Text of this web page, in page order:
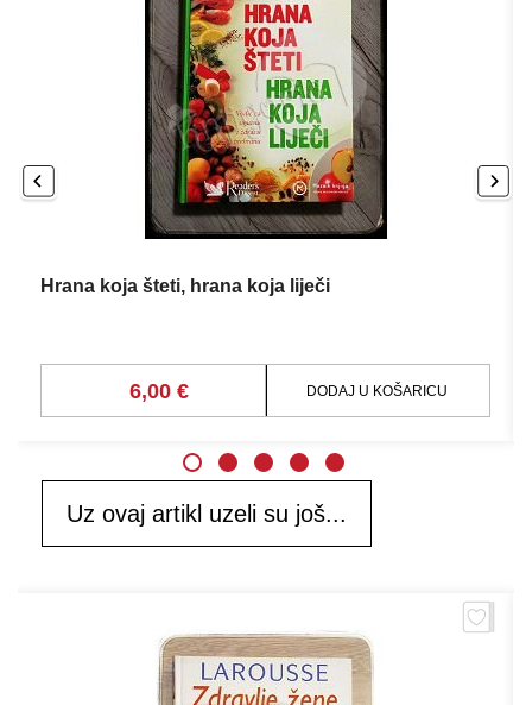
Hrana koja šteti, hrana koja liječi
6,00 € DODAJ U KOŠARICU
Uz ovaj artikl uzeli su još...